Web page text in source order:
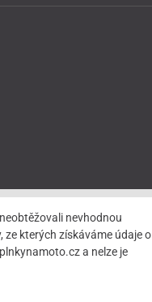
nevhodnou
kterých získáváme údaje o
a nelze je